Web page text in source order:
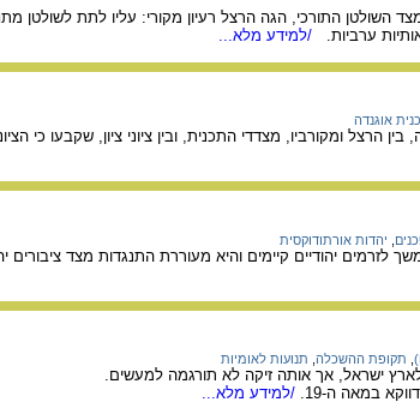
השולטן התורכי, הגה הרצל רעיון מקורי: עליו לתת
ערביות.
/למידע מלא...
אוגנדה
ומקורביו, מצדדי התכנית, ובין ציוני ציון, שקבעו כי
יהדות אורתודוקסית
לזרמים יהודיים קיימים והיא מעוררת התנגדות מצד ציבורים
תקופת ההשכלה תנועות לאומיות
ישראל, אך אותה זיקה לא תורגמה למעשים.
במאה ה-19.
/למידע מלא...